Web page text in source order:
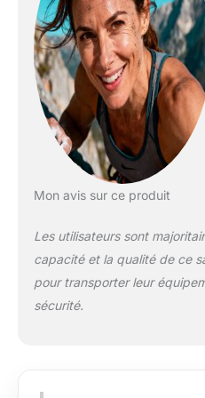
Mon avis sur ce produit
Les utilisateurs sont
capacité et la qualité de ce
pour transporter leur
sécurité.